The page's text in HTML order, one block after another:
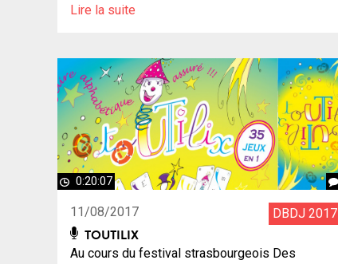
Lire la suite
0:20:07
11/08/2017 DBDJ 2017
TOUTILIX
Au cours du festival strasbourgeois Des